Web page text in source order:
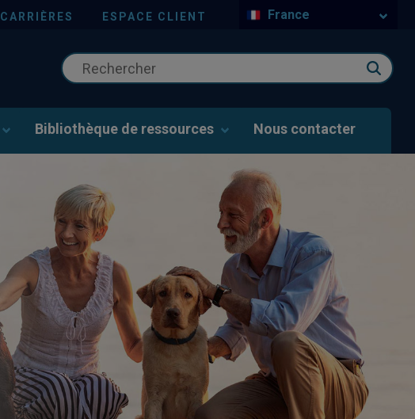
CARRIÈRES ESPACE CLIENT France
Bibliothèque de ressources Nous contacter